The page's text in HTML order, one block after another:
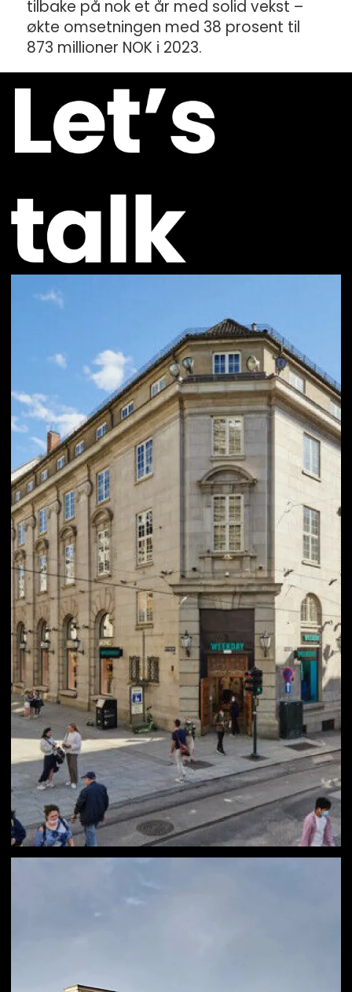
tilbake på nok et år med solid vekst –
økte omsetningen med 38 prosent til
873 millioner NOK i 2023.